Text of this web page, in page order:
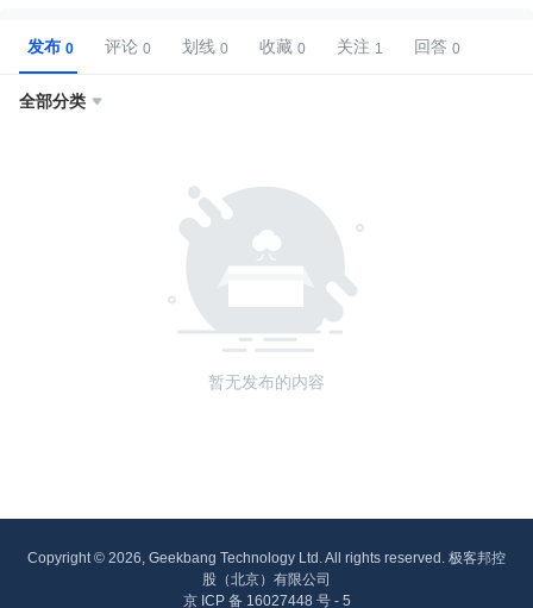
发布 评论 划线 收藏 关注 回答
全部分类 
暂无发布的内容
Copyright © 2026, Geekbang Technology Ltd. All rights reserved. 极客邦控
股（北京）有限公司
京 ICP 备 16027448 号 - 5